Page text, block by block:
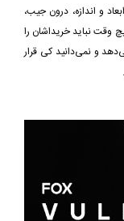
و اندازه، درون جیب،
وقت نباید خریداشان را
و نمی‌دانید کی قرار